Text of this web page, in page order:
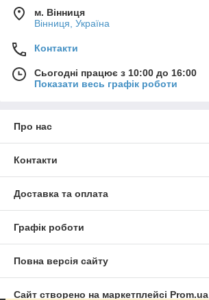
м. Вінниця
Вінниця, Україна
Контакти
Сьогодні працює з 10:00 до 16:00
Показати весь графік роботи
Про нас
Контакти
Доставка та оплата
Графік роботи
Повна версія сайту
Сайт створено на маркетплейсі Prom.ua